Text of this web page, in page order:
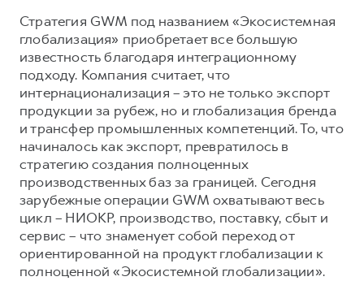
Стратегия GWM под названием «Экосистемная
глобализация» приобретает все большую
известность благодаря интеграционному
подходу. Компания считает, что
интернационализация – это не только экспорт
продукции за рубеж, но и глобализация бренда
и трансфер промышленных компетенций. То, что
начиналось как экспорт, превратилось в
стратегию создания полноценных
производственных баз за границей. Сегодня
зарубежные операции GWM охватывают весь
цикл – НИОКР, производство, поставку, сбыт и
сервис – что знаменует собой переход от
ориентированной на продукт глобализации к
полноценной «Экосистемной глобализации».